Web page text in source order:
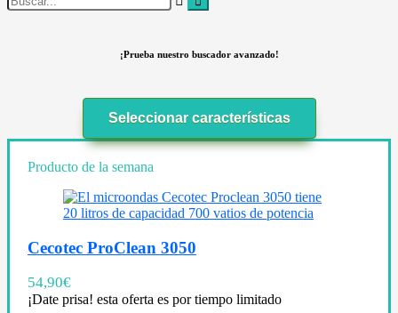
¡Prueba nuestro buscador avanzado!
Seleccionar características
Producto de la semana
Cecotec ProClean 3050
54,90€
¡Date prisa! esta oferta es por tiempo limitado